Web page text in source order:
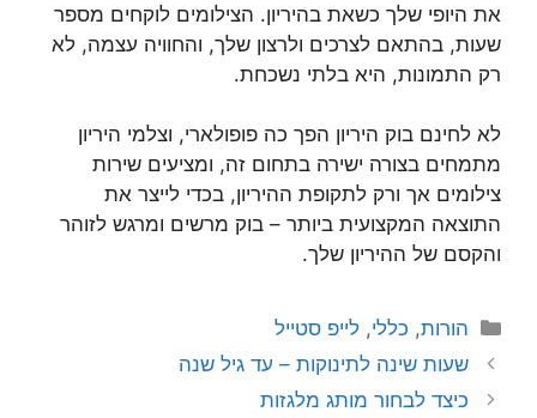
את היופי שלך כשאת בהיריון. הצילומים לוקחים מספר
שעות, בהתאם לצרכים ולרצון שלך, והחוויה עצמה, לא
רק התמונות, היא בלתי נשכחת.
לא לחינם בוק היריון הפך כה פופולארי, וצלמי היריון
מתמחים בצורה ישירה בתחום זה, ומציעים שירות
צילומים אך ורק לתקופת ההיריון, בכדי לייצר את
התוצאה המקצועית ביותר – בוק מרשים ומרגש לזוהר
והקסם של ההיריון שלך.
קטגוריות
הורות, כללי,לייפ סטייל
שעות שינה לתינוקות – עד גיל שנה
כיצד לבחור מותג מלגזות